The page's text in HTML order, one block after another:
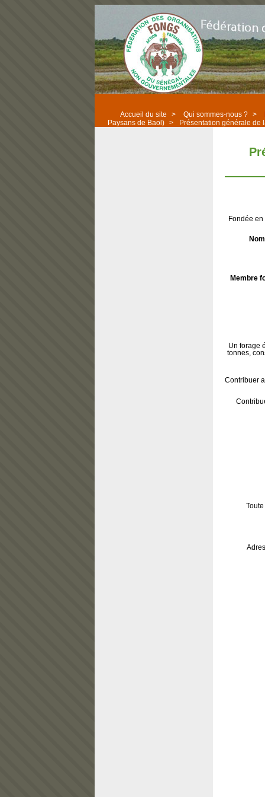
Accueil du site > Qui sommes-nous ? >
Paysans de Baol) > Présentation générale de
Fondée
Membre
Un forage
tonnes,
Contribuer